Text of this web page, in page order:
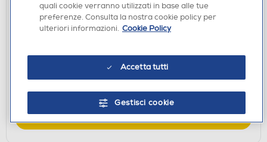
AURICOLARI
URBANISTA - Auricolari bluetooth COPENHAGEN
2-Lavander Purple \ Lilla
€ 49,90
Acquisto online:disponibile
Ritiro in negozio in 30' gratuito:verifica
AGGIUNGI
quali cookie verranno utilizzati in base alle tue
preferenze. Consulta la nostra cookie policy per
ulteriori informazioni. Cookie Policy
Accetta tutti
Gestisci cookie